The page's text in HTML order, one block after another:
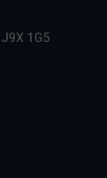
1G5